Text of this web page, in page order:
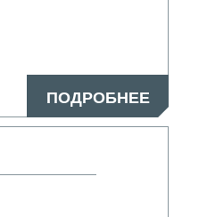
ПОДРОБНЕЕ